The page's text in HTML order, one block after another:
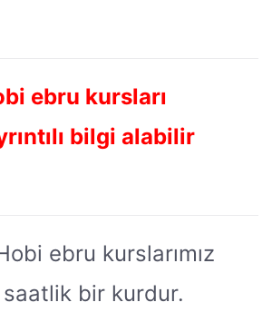
ebru kursları
bilgi alabilir
ebru kurslarımız
bir kurdur.